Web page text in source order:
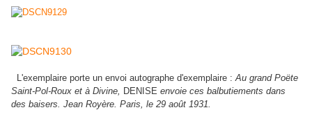
L'exemplaire porte un envoi autographe d'exemplaire :Au grand Poëte
Saint-Pol-Roux et à Divine, DENISE envoie ces balbutiements dans
des baisers. Jean Royère. Paris, le 29 août 1931.